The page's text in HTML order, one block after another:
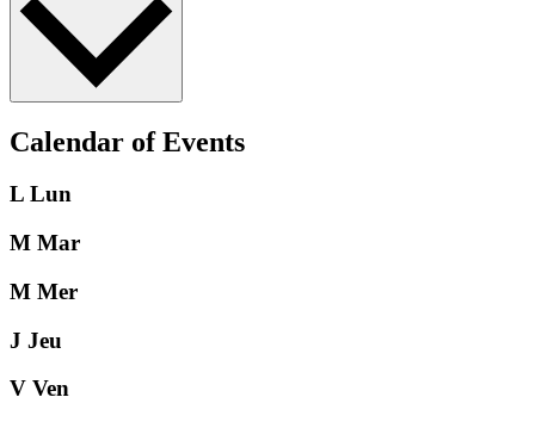
Calendar of Events
L Lun
M Mar
M Mer
J Jeu
V Ven